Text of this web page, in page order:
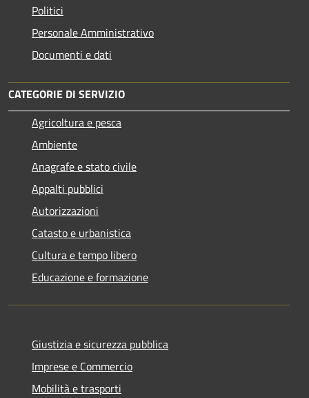
Politici
Personale Amministrativo
Documenti e dati
CATEGORIE DI SERVIZIO
Agricoltura e pesca
Ambiente
Anagrafe e stato civile
Appalti pubblici
Autorizzazioni
Catasto e urbanistica
Cultura e tempo libero
Educazione e formazione
Giustizia e sicurezza pubblica
Imprese e Commercio
Mobilità e trasporti